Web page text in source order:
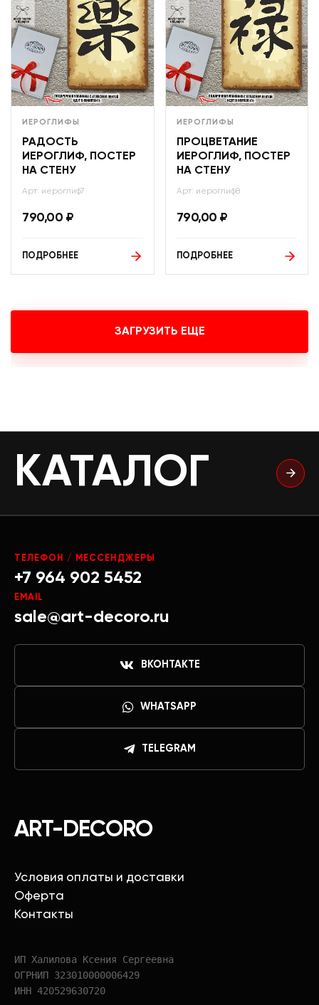
ИЕРОГЛИФЫ
РАДОСТЬ
ИЕРОГЛИФ, ПОСТЕР
НА СТЕНУ
Арт: иероглиф7
790,00 ₽
ПОДРОБНЕЕ
ИЕРОГЛИФЫ
ПРОЦВЕТАНИЕ
ИЕРОГЛИФ, ПОСТЕР
НА СТЕНУ
Арт: иероглиф8
790,00 ₽
ПОДРОБНЕЕ
ЗАГРУЗИТЬ ЕЩЕ
КАТАЛОГ
ART-DECORO
Условия оплаты и доставки
Оферта
Контакты
ИП Халилова Ксения Сергеевна
ОГРНИП 323010000006429
ИНН 420529630720
ТЕЛЕФОН / МЕССЕНДЖЕРЫ
+7 964 902 5452
EMAIL
sale@art-decoro.ru
ВКОНТАКТЕ
WHATSAPP
TELEGRAM